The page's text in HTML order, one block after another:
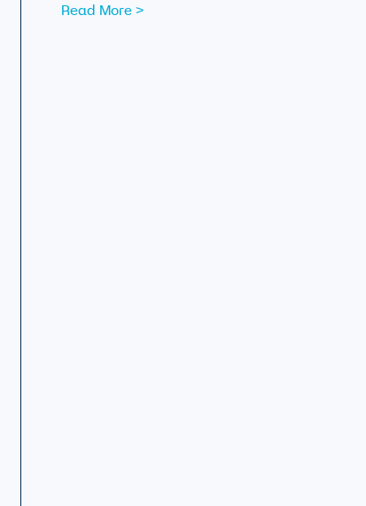
OSINT and publicly available data are
Read More >